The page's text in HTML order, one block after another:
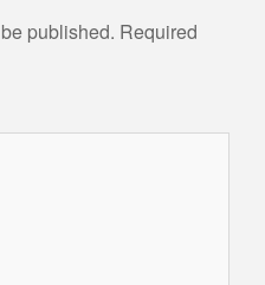
published. Required